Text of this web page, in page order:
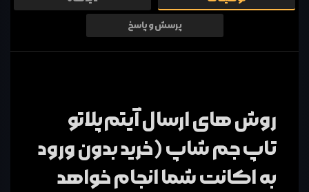
پرسش و پاسخ
روش های ارسال آیتم پلاتو
تاپ جم شاپ (خرید بدون ورود
به اکانت شما انجام خواهد